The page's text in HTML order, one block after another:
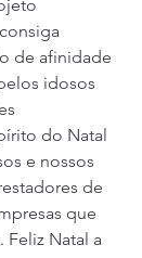
de afinidade
idosos
do Natal
e nossos
de
que
Feliz Natal a